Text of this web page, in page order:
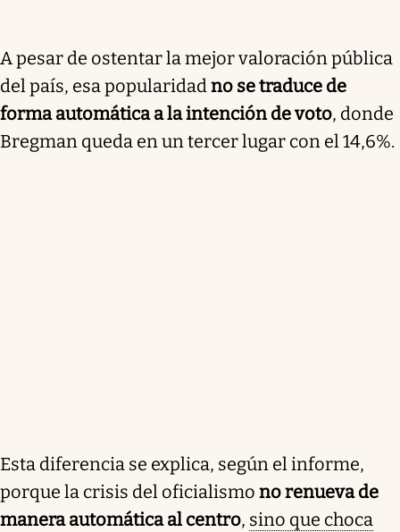
A pesar de ostentar la mejor valoración pública
del país, esa popularidadno se traduce de
forma automática a la intención de voto, donde
Bregman queda en un tercer lugar con el 14,6%.
Esta diferencia se explica, según el informe,
porque la crisis del oficialismo no renueva de
manera automática al centro, sino que choca